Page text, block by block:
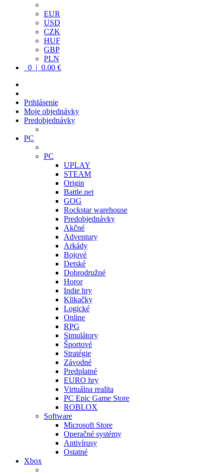
EUR
USD
CZK
HUF
GBP
PLN
0 | 0.00 €
Prihlásenie
Moje objednávky
Predobjednávky
PC
PC
UPLAY
STEAM
Origin
Battle.net
GOG
Rockstar warehouse
Predobjednávky
Akčné
Adventury
Arkády
Bojové
Detské
Dobrodružné
Horor
Indie hry
Klikačky
Logické
Online
RPG
Simulátory
Športové
Stratégie
Závodné
Predplatné
EURO hry
Virtuálna realita
PC Epic Game Store
ROBLOX
Software
Microsoft Store
Operačné systémy
Antivírusy
Ostatné
Xbox